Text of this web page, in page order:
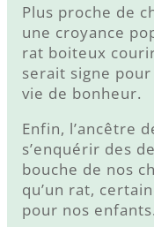
Plus proche de
une croyance
rat boiteux
serait signe
vie de bonheur.
Enfin, l’ancêtre
s’enquérir des
bouche de nos
qu’un rat,
pour nos enfants.